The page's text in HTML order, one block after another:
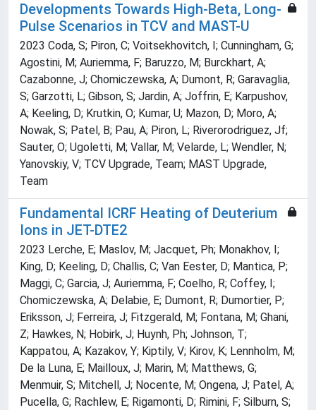
Developments Towards High-Beta, Long-
Pulse Scenarios in TCV and MAST-U
2023 Coda, S; Piron, C; Voitsekhovitch, I; Cunningham, G;
Agostini, M; Auriemma, F; Baruzzo, M; Burckhart, A;
Cazabonne, J; Chomiczewska, A; Dumont, R; Garavaglia,
S; Garzotti, L; Gibson, S; Jardin, A; Joffrin, E; Karpushov,
A; Keeling, D; Krutkin, O; Kumar, U; Mazon, D; Moro, A;
Nowak, S; Patel, B; Pau, A; Piron, L; Riverorodriguez, Jf;
Sauter, O; Ugoletti, M; Vallar, M; Velarde, L; Wendler, N;
Yanovskiy, V; TCV Upgrade, Team; MAST Upgrade,
Team
Fundamental ICRF Heating of Deuterium
Ions in JET-DTE2
2023 Lerche, E; Maslov, M; Jacquet, Ph; Monakhov, I;
King, D; Keeling, D; Challis, C; Van Eester, D; Mantica, P;
Maggi, C; Garcia, J; Auriemma, F; Coelho, R; Coffey, I;
Chomiczewska, A; Delabie, E; Dumont, R; Dumortier, P;
Eriksson, J; Ferreira, J; Fitzgerald, M; Fontana, M; Ghani,
Z; Hawkes, N; Hobirk, J; Huynh, Ph; Johnson, T;
Kappatou, A; Kazakov, Y; Kiptily, V; Kirov, K; Lennholm, M;
De la Luna, E; Mailloux, J; Marin, M; Matthews, G;
Menmuir, S; Mitchell, J; Nocente, M; Ongena, J; Patel, A;
Pucella, G; Rachlew, E; Rigamonti, D; Rimini, F; Silburn, S;